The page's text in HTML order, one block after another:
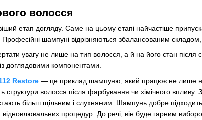
волосся
етап догляду. Саме на цьому етапі найчастіше
шампуні відрізняються збалансованим складом,
увагу не лише на тип волосся, а й на його стан
доглядовими компонентами.
Restore — це приклад шампуню, який працює не лише
структури волосся після фарбування чи хімічного
більш щільним і слухняним. Шампунь добре
процедур. До речі, він буде гарним